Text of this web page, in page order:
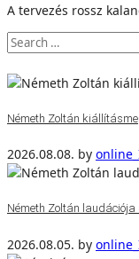
A tervezés rossz
Németh Zoltán
2026.08.08. by
Németh Zoltán
2026.08.05. by